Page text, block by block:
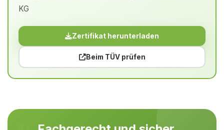
KG
Zertifikat herunterladen
Beim TÜV prüfen